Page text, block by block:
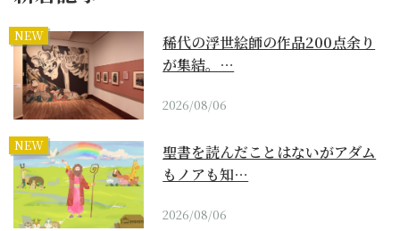
NEW
稀代の浮世絵師の作品200点余り
が集結。…
2026/08/06
NEW
聖書を読んだことはないがアダム
もノアも知…
2026/08/06